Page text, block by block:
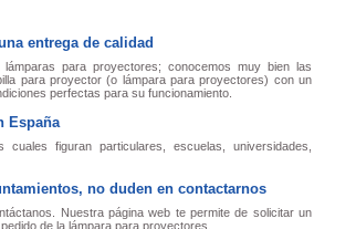
entrega de calidad
para proyectores; conocemos muy bien las
para proyector (o lámpara para proyectores) con un
perfectas para su funcionamiento.
España
figuran particulares, escuelas, universidades,
no duden en contactarnos
Nuestra página web te permite de solicitar un
de la lámpara para proyectores.